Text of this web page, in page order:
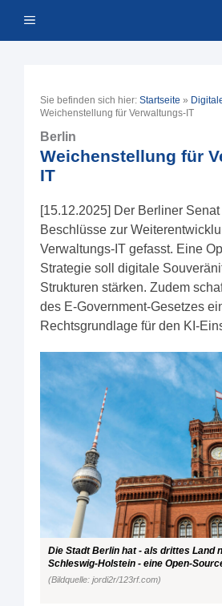
Inhalt Menü
Sie befinden sich hier: Startseite »
Weichenstellung für Verwaltungs-IT
Berlin
Weichenstellung für
IT
[15.12.2025] Der Berliner
Beschlüsse zur
Verwaltungs-IT gefasst. Eine
Strategie soll digitale
Strukturen stärken. Zudem
des E-Government-Gesetzes
Rechtsgrundlage für den KI-
Die Stadt Berlin hat - als drittes Land
Schleswig-Holstein - eine Open-
(Bildquelle: jordi2r/123rf.com)